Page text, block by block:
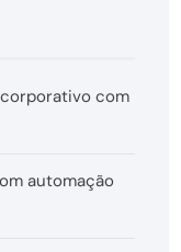
com
automação